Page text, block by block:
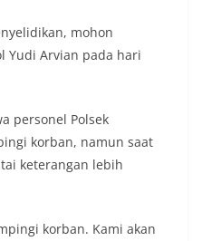
mohon
Yudi Arvian pada hari
personel Polsek
korban, namun saat
keterangan lebih
korban. Kami akan